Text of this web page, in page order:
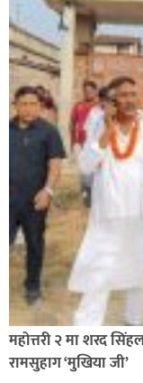
सिराहा-२ मा संजय
रक्तदान सेवामा
रेडक्रस सिराहा द्वारा
महोत्तरी २ मा शरद
रामसुहाग ‘मुखिया जी’